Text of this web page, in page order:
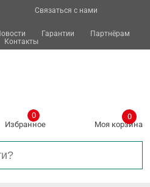
Связаться с нами
Гарантии
Партнёрам
Контакты
Избранное
0
Моя корзина
0